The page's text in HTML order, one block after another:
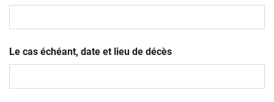
MM
Le cas échéant, date et lieu de décès